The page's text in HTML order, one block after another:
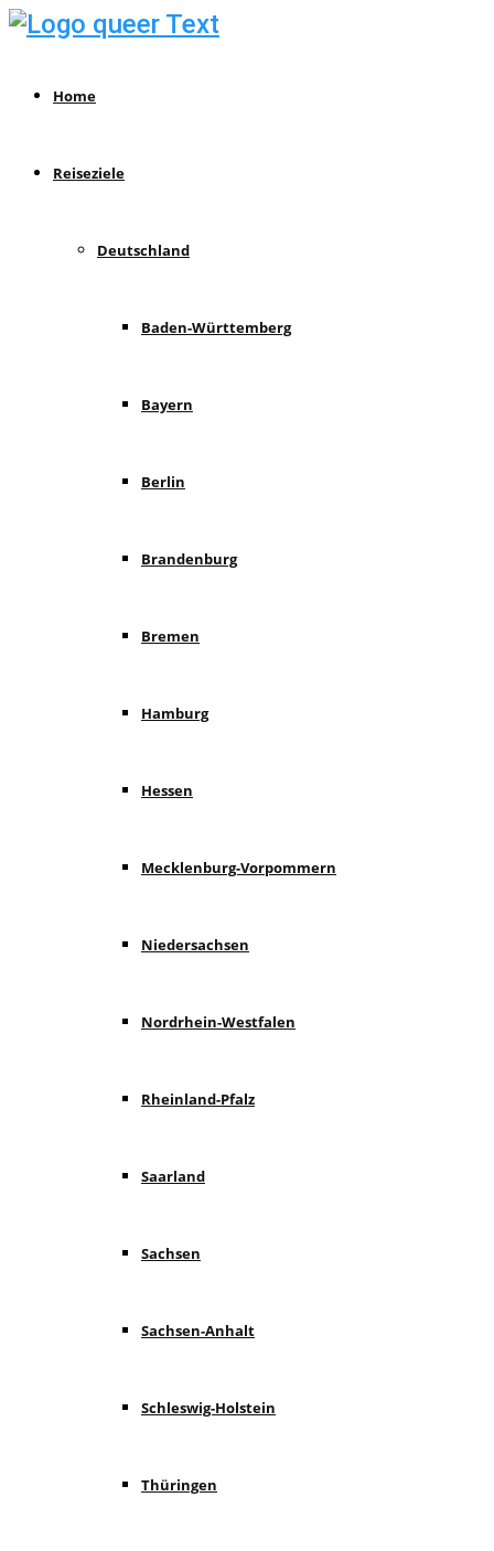
Home
Reiseziele
Deutschland
Baden-Württemberg
Bayern
Berlin
Brandenburg
Bremen
Hamburg
Hessen
Mecklenburg-Vorpommern
Niedersachsen
Nordrhein-Westfalen
Rheinland-Pfalz
Saarland
Sachsen
Sachsen-Anhalt
Schleswig-Holstein
Thüringen